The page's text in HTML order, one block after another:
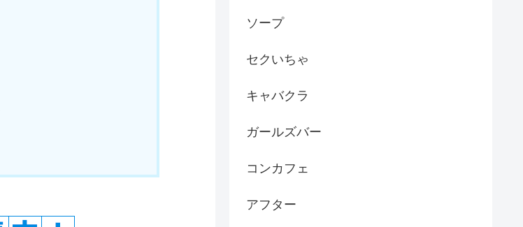
ソープ
セクいちゃ
キャバクラ
ガールズバー
コンカフェ
アフター